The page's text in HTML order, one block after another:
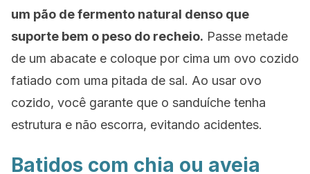
um pão de fermento natural denso que
suporte bem o peso do recheio. Passe metade
de um abacate e coloque por cima um ovo cozido
fatiado com uma pitada de sal. Ao usar ovo
cozido, você garante que o sanduíche tenha
estrutura e não escorra, evitando acidentes.
Batidos com chia ou aveia